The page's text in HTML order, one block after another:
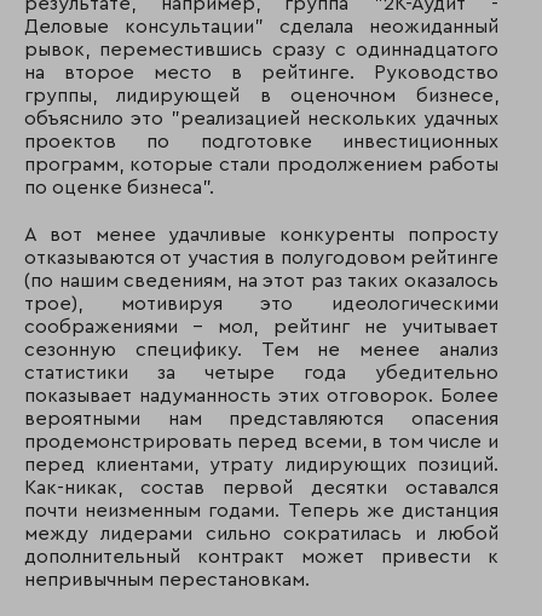
Деловые консультации" сделала неожиданный
рывок, переместившись сразу с одиннадцатого
на второе место в рейтинге. Руководство
группы, лидирующей в оценочном бизнесе,
объяснило это "реализацией нескольких удачных
проектов по подготовке инвестиционных
программ, которые стали продолжением работы
по оценке бизнеса".
А вот менее удачливые конкуренты попросту
отказываются от участия в полугодовом рейтинге
(по нашим сведениям, на этот раз таких оказалось
трое), мотивируя это идеологическими
соображениями - мол, рейтинг не учитывает
сезонную специфику. Тем не менее анализ
статистики за четыре года убедительно
показывает надуманность этих отговорок. Более
вероятными нам представляются опасения
продемонстрировать перед всеми, в том числе и
перед клиентами, утрату лидирующих позиций.
Как-никак, состав первой десятки оставался
почти неизменным годами. Теперь же дистанция
между лидерами сильно сократилась и любой
дополнительный контракт может привести к
непривычным перестановкам.